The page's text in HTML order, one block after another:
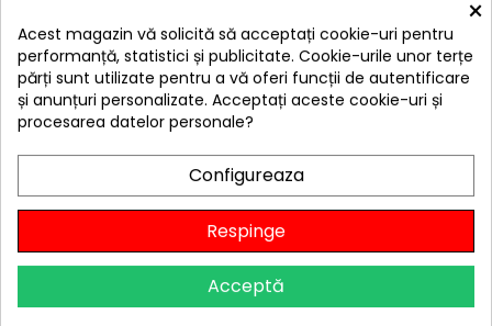
Preț
1.848,55 lei
 Stoc furnizor
Adaugă în Coș
×
Acest magazin vă solicită să acceptați cookie-uri pentru
performanță, statistici și publicitate. Cookie-urile unor terțe
părți sunt utilizate pentru a vă oferi funcții de autentificare
și anunțuri personalizate. Acceptați aceste cookie-uri și
procesarea datelor personale?
Configureaza
Respinge
Acceptă
E